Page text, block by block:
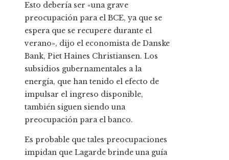
Esto debería ser «una grave
preocupación para el BCE, ya que se
espera que se recupere durante el
verano», dijo el economista de Danske
Bank, Piet Haines Christiansen. Los
subsidios gubernamentales a la
energía, que han tenido el efecto de
impulsar el ingreso disponible,
también siguen siendo una
preocupación para el banco.
Es probable que tales preocupaciones
impidan que Lagarde brinde una guía